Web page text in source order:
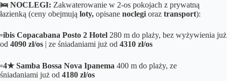
🛌 NOCLEGI: Zakwaterowanie w 2-os pokojach z prywatną
łazienką (ceny obejmują loty, opisane noclegi oraz transport):
▫️ibis Copacabana Posto 2 Hotel 280 m do plaży, bez wyżywienia już
od 4090 zł/os | ze śniadaniami już od 4310 zł/os
▫️4★ Samba Bossa Nova Ipanema 400 m do plaży, ze
śniadaniami już od 4180 zł/os